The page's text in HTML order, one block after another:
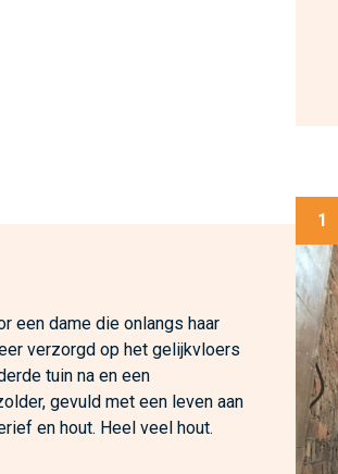
een dame die onlangs haar
verzorgd op het gelijkvloers
tuin na en een
gevuld met een leven aan
en hout. Heel veel hout.
1